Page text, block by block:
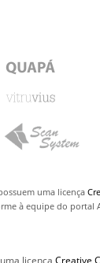
uma licença
à equipe do portal
licença Creative